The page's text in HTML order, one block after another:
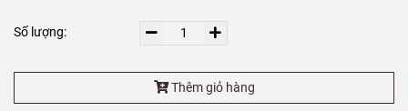
Số lượng:
Thêm giỏ hàng